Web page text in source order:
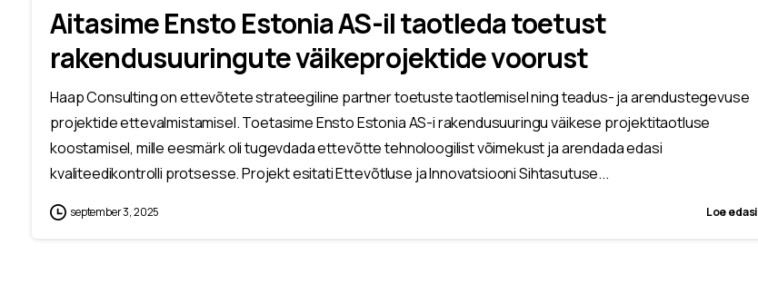
Aitasime Ensto Estonia AS-il taotleda toetust
rakendusuuringute väikeprojektide voorust
Haap Consulting on ettevõtete strateegiline partner toetuste taotlemisel ning teadus- ja arendustegevuse
projektide ettevalmistamisel. Toetasime Ensto Estonia AS-i rakendusuuringu väikese projektitaotluse
koostamisel, mille eesmärk oli tugevdada ettevõtte tehnoloogilist võimekust ja arendada edasi
kvaliteedikontrolli protsesse. Projekt esitati Ettevõtluse ja Innovatsiooni Sihtasutuse...
september 3, 2025 Loe edasi